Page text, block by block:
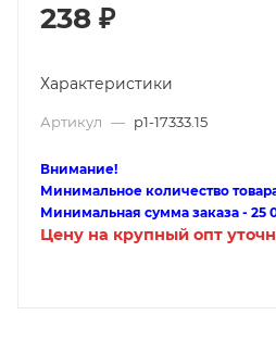
238 ₽
Характеристики
Артикул — p1-17333.15
Внимание!
Минимальное количество
Минимальная сумма заказа - 25
Цену на крупный опт